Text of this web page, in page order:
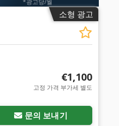
*광고당/월
소형 광고
€1,100
고정 가격 부가세 별도
문의 보내기